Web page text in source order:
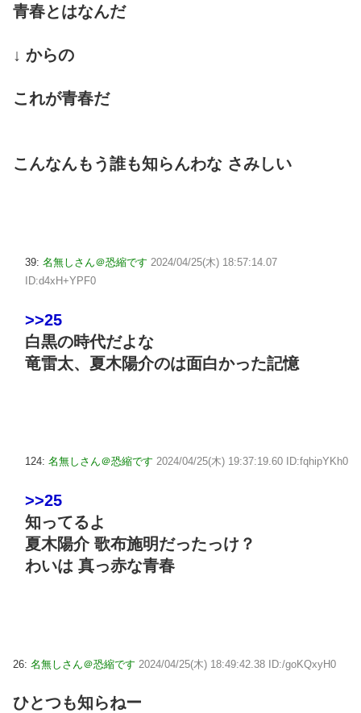
青春とはなんだ
↓ からの
これが青春だ
こんなんもう誰も知らんわな さみしい
39: 名無しさん＠恐縮です 2024/04/25(木) 18:57:14.07
ID:d4xH+YPF0
>>25
白黒の時代だよな
竜雷太、夏木陽介のは面白かった記憶
124: 名無しさん＠恐縮です 2024/04/25(木) 19:37:19.60 ID:fqhipYKh0
>>25
知ってるよ
夏木陽介 歌布施明だったっけ？
わいは 真っ赤な青春
26: 名無しさん＠恐縮です 2024/04/25(木) 18:49:42.38 ID:/goKQxyH0
ひとつも知らねー